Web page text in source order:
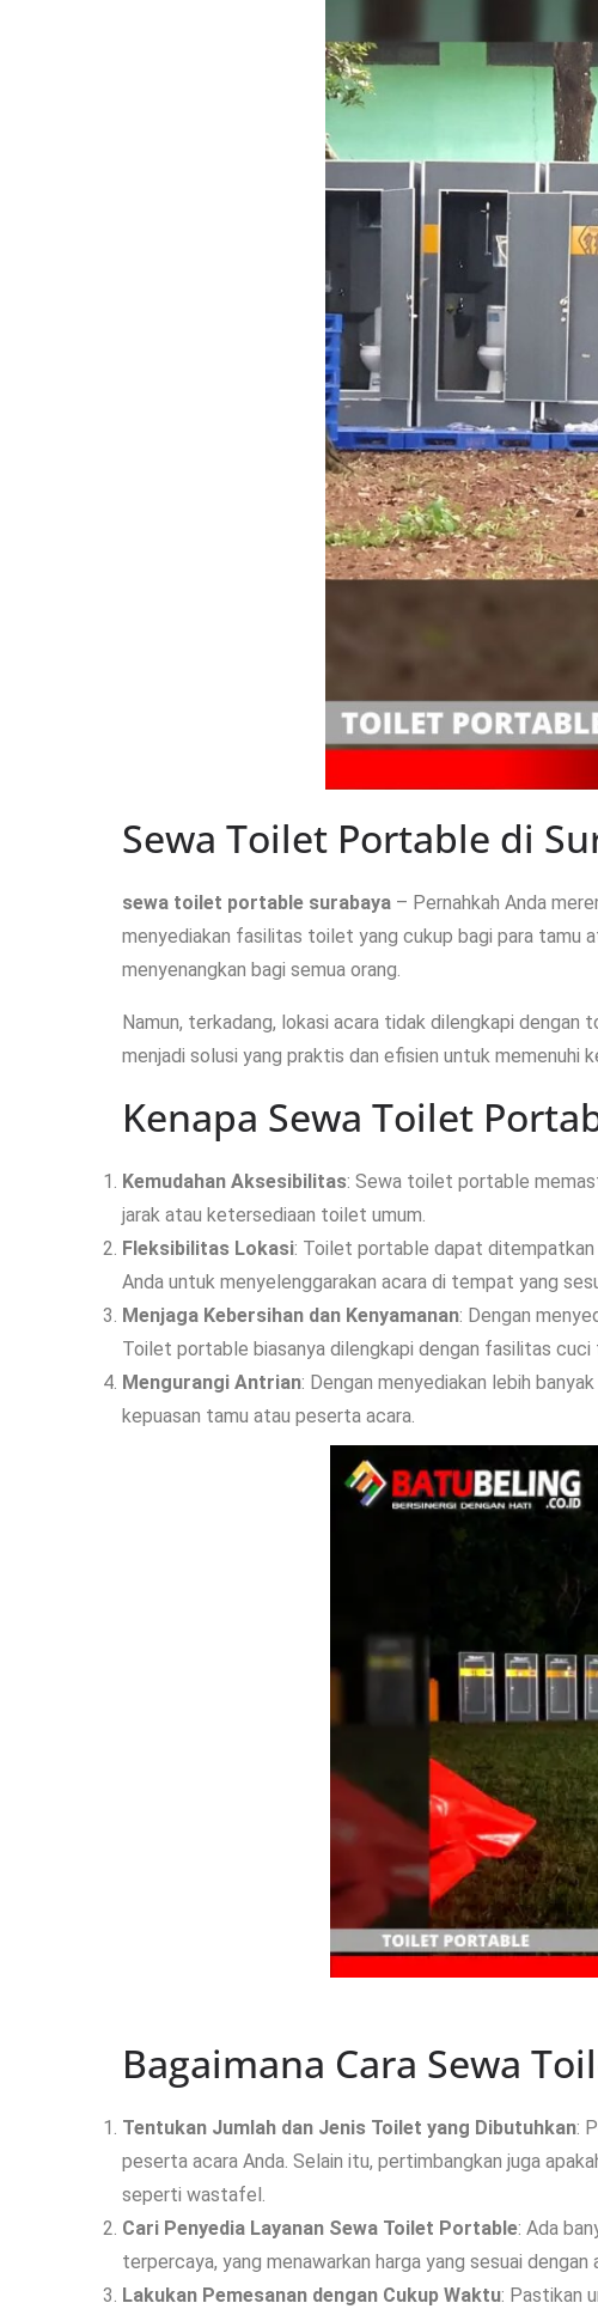
Sewa Toilet Portable di
sewa toilet portable surabaya – Pernahkah Anda
menyediakan fasilitas toilet yang cukup bagi para tamu
menyenangkan bagi semua orang.
Namun, terkadang, lokasi acara tidak dilengkapi
menjadi solusi yang praktis dan efisien untuk memenuhi
Kenapa Sewa Toilet
Kemudahan Aksesibilitas: Sewa toilet portable
jarak atau ketersediaan toilet umum.
Fleksibilitas Lokasi: Toilet portable dapat ditempatkan
Anda untuk menyelenggarakan acara di tempat yang
Menjaga Kebersihan dan Kenyamanan: Dengan
Toilet portable biasanya dilengkapi dengan fasilitas cuci
Mengurangi Antrian: Dengan menyediakan lebih
kepuasan tamu atau peserta acara.
Bagaimana Cara Sewa
Tentukan Jumlah dan Jenis Toilet yang Dibutuhkan:
peserta acara Anda. Selain itu, pertimbangkan juga
seperti wastafel.
Cari Penyedia Layanan Sewa Toilet Portable: Ada
terpercaya, yang menawarkan harga yang sesuai
Lakukan Pemesanan dengan Cukup Waktu: Pastikan